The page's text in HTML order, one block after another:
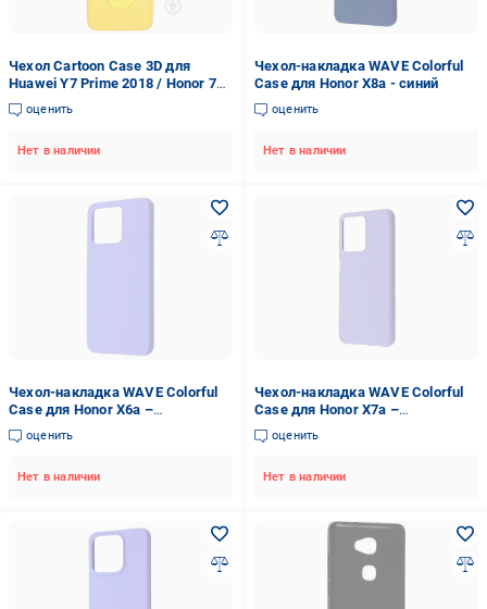
Чехол Cartoon Case 3D для
Huawei Y7 Prime 2018 / Honor 7C
Ананасы (arbc7203)
оценить
Нет в наличии
Чехол-накладка WAVE Colorful
Case для Honor X8a - синий
оценить
Нет в наличии
Чехол-накладка WAVE Colorful
Case для Honor X6a –
силиконовый Light Purple
оценить
Нет в наличии
Чехол-накладка WAVE Colorful
Case для Honor X7a –
силиконовый Lavender Gray
оценить
Нет в наличии